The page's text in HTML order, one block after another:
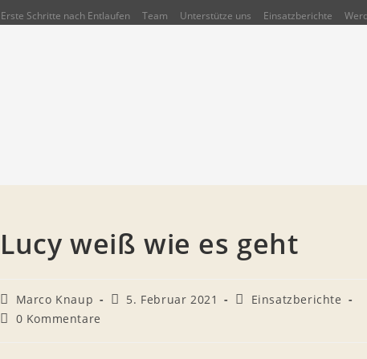
Erste Schritte nach Entlaufen Team Unterstütze uns Einsatzberichte
Lucy weiß wie es geht
Beitrags-
Autor:
Marco Knaup
Beitrag
5. Februar 2021
Beitrags-
Einsatzberichte
Beitrags-
0 Kommentare